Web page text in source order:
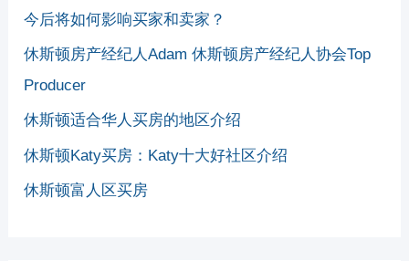
今后将如何影响买家和卖家？
休斯顿房产经纪人Adam 休斯顿房产经纪人协会Top
Producer
休斯顿适合华人买房的地区介绍
休斯顿Katy买房：Katy十大好社区介绍
休斯顿富人区买房